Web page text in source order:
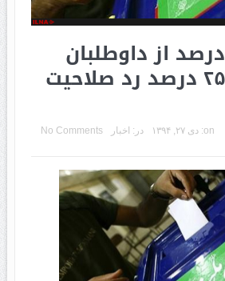
صلاحیت ۳۰ درصد از داوطلبان
احراز نشد/ ۲۵ درصد رد صلاحیت
on: دی ۲۷, ۱۳۹۴ در: اخبار
No Comments